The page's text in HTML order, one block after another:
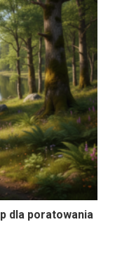
dla poratowania